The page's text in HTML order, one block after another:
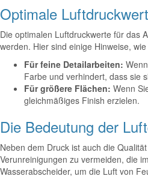
Optimale
Die optimalen Luftdruckwerte für das
werden. Hier sind einige Hinweise,
Für feine Detailarbeiten:
Farbe und verhindert, dass sie
Für größere Flächen: Wenn
gleichmäßiges Finish erzielen.
Die Bedeutung der
Neben dem Druck ist auch die
Verunreinigungen zu vermeiden, die
Wasserabscheider, um die Luft von